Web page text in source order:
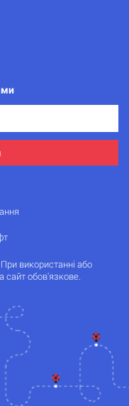
використанні або
сайт обов'язкове.